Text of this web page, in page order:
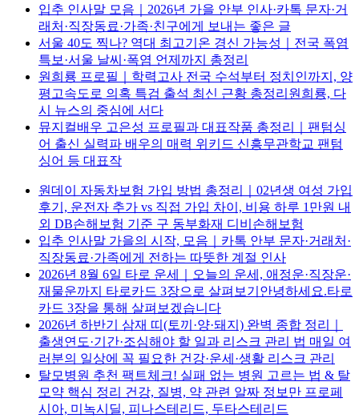
입추 인사말 모음｜2026년 가을 안부 인사·카톡 문자·거
래처·직장동료·가족·친구에게 보내는 좋은 글
서울 40도 찍나? 역대 최고기온 경신 가능성｜전국 폭염
특보·서울 날씨·폭염 언제까지 총정리
원희룡 프로필｜학력고사 전국 수석부터 정치인까지, 양
평고속도로 의혹 특검 출석 최신 근황 총정리원희룡, 다
시 뉴스의 중심에 서다
뮤지컬배우 고은성 프로필과 대표작품 총정리｜팬텀싱
어 출신 실력파 배우의 매력 위키드 신흥무관학교 팬텀
싱어 등 대표작
원데이 자동차보험 가입 방법 총정리｜02년생 여성 가입
후기, 운전자 추가 vs 직접 가입 차이, 비용 하루 1만원 내
외 DB손해보험 기준 구 동부화재 디비손해보험
입추 인사말 가을의 시작, 모음｜카톡 안부 문자·거래처·
직장동료·가족에게 전하는 따뜻한 계절 인사
2026년 8월 6일 타로 운세｜오늘의 운세, 애정운·직장운·
재물운까지 타로카드 3장으로 살펴보기안녕하세요.타로
카드 3장을 통해 살펴보겠습니다
2026년 하반기 삼재 띠(토끼·양·돼지) 완벽 종합 정리｜
출생연도·기간·조심해야 할 일과 리스크 관리 법 매일 여
러분의 일상에 꼭 필요한 건강·운세·생활 리스크 관리
탈모병원 추천 팩트체크! 실패 없는 병원 고르는 법 & 탈
모약 핵심 정리 건강, 질병, 약 관련 알짜 정보만 프로페
시아, 미녹시딜, 피나스테리드, 두타스테리드